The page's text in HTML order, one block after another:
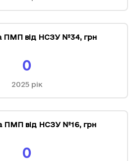
ПМП від НСЗУ №34, грн
0
2025рік
ПМП від НСЗУ №16, грн
0